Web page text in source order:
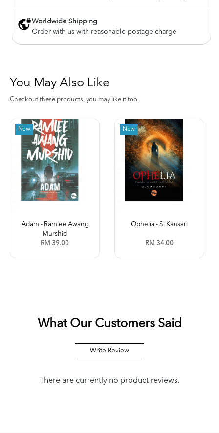
Worldwide Shipping
Order with us with reasonable postage charge
You May Also Like
Checkout these products, you may like it too.
New
Adam - Ramlee Awang
Murshid
RM 39.00
New
Ophelia - S. Kausari
RM 34.00
What Our Customers Said
Write Review
There are currently no product reviews.